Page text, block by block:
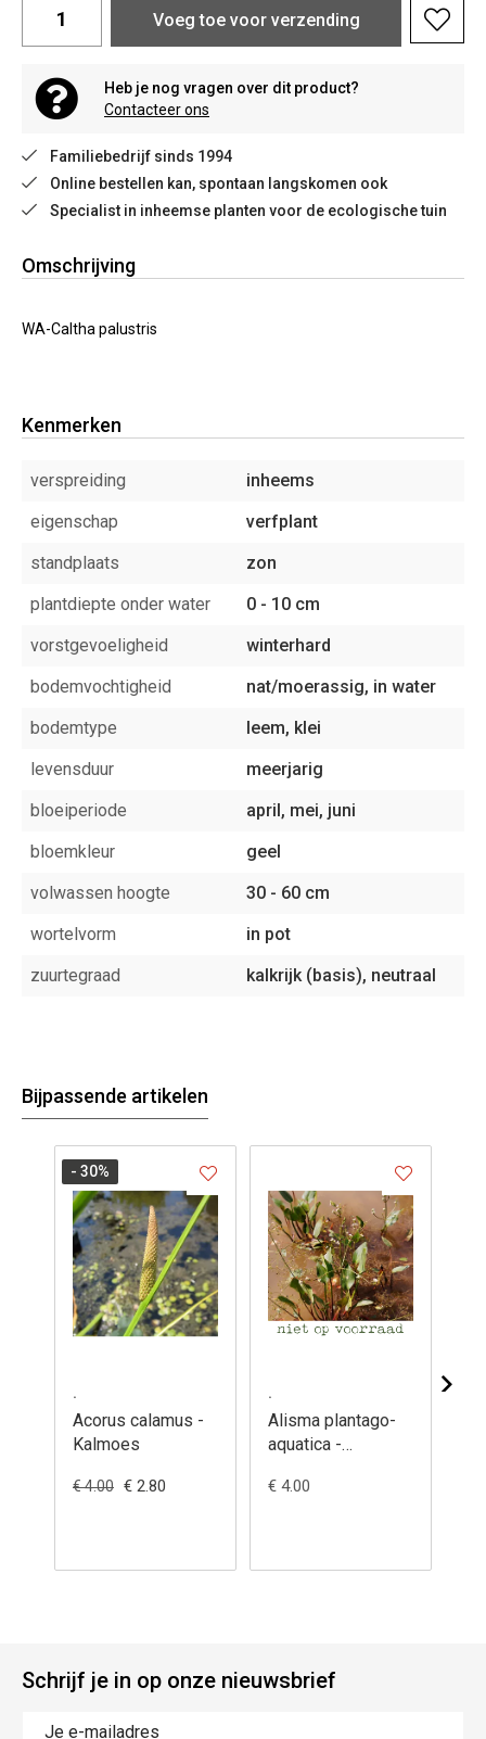
Voeg toe voor verzending
Heb je nog vragen over dit product?
Contacteer ons
Familiebedrijf sinds 1994
Online bestellen kan, spontaan langskomen ook
Specialist in inheemse planten voor de ecologische tuin
Omschrijving
WA-Caltha palustris
Kenmerken
verspreiding
inheems
eigenschap
verfplant
standplaats
zon
plantdiepte onder water
0 - 10 cm
vorstgevoeligheid
winterhard
bodemvochtigheid
nat/moerassig, in water
bodemtype
leem, klei
levensduur
meerjarig
bloeiperiode
april, mei, juni
bloemkleur
geel
volwassen hoogte
30 - 60 cm
wortelvorm
in pot
zuurtegraad
kalkrijk (basis), neutraal
Bijpassende artikelen
.
Acorus calamus -
Kalmoes
€ 4.00 € 2.80
- 30%
.
Alisma plantago-
aquatica -
grote
€ 4.00
Schrijf je in op onze nieuwsbrief